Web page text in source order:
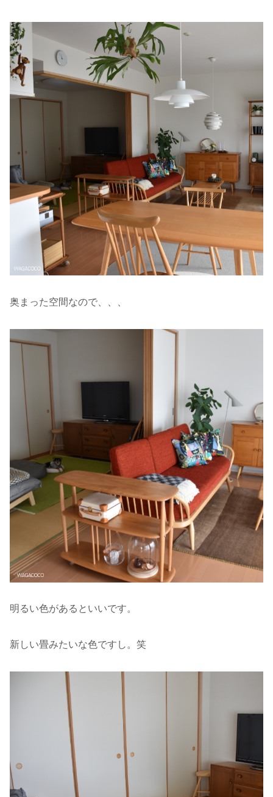
奥まった空間なので、、、
明るい色があるといいです。
新しい畳みたいな色ですし。笑